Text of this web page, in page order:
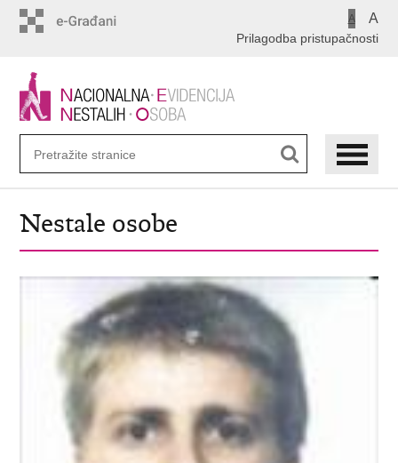
A A
Prilagodba pristupačnosti
Nestale osobe